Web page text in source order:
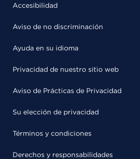
Accesibilidad
Aviso de no discriminación
Ayuda en su idioma
Privacidad de nuestro sitio web
Aviso de Prácticas de Privacidad
Su elección de privacidad
Términos y condiciones
Derechos y responsabilidades